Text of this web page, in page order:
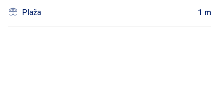
Plaža 1 m